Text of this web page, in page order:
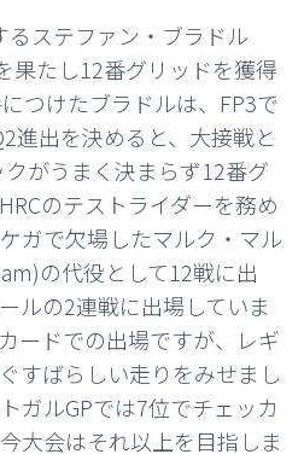
るステファン・ブラドル
果たし12番グリッドを獲得
つけたブラドルは、FP3で
進出を決めると、大接戦と
がうまく決まらず12番グ
のテストライダーを務め
ガで欠場したマルク・マル
の代役として12戦に出
ルの2連戦に出場していま
ードでの出場ですが、レギ
すばらしい走りをみせまし
ガルGPでは7位でチェッカ
大会はそれ以上を目指しま